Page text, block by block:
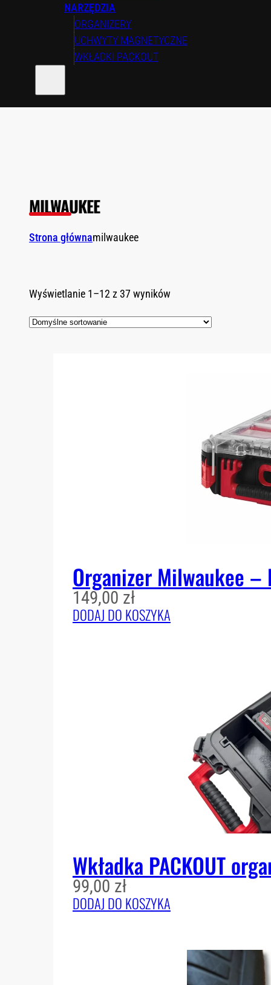
NARZĘDZIA
ORGANIZERY
UCHWYTY MAGNETYCZNE
WKŁADKI PACKOUT
MILWAUKEE
Strona głównamilwaukee
Wyświetlanie 1–12 z 37 wyników
Organizer Milwaukee –
149,00 zł
DODAJ DO KOSZYKA
Wkładka PACKOUT
99,00 zł
DODAJ DO KOSZYKA